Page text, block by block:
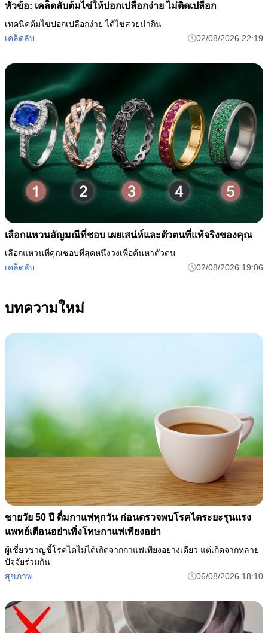
หัวข้อ: เคล็ดลับต้มไข่ให้ปอกเปลือกง่าย ไม่ติดเปลือก
เทคนิคต้มไข่ปอกเปลือกง่าย ได้ไข่สวยน่ากิน
เคล็ดลับ
02/08/2026 22:19
เลือกแหวนอัญมณีที่ชอบ เผยเสน่ห์และตัวตนที่แท้จริงของคุณ
เลือกแหวนที่คุณชอบที่สุดหนึ่งวงเพื่อค้นหาตัวตน
เคล็ดลับ
02/08/2026 19:06
บทความใหม่
ชายวัย 50 ปี ดื่มกาแฟทุกวัน ก่อนตรวจพบโรคไตระยะรุนแรง
แพทย์เตือนอย่าเพิ่งโทษกาแฟเพียงอย่า
ผู้เชี่ยวชาญชี้โรคไตไม่ได้เกิดจากกาแฟเพียงอย่างเดียว แต่เกิดจากหลาย
ปัจจัยร่วมกัน
สุขภาพ
06/08/2026 18:10